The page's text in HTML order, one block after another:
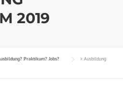
2019
Praktikum? Jobs? > Ausbildung